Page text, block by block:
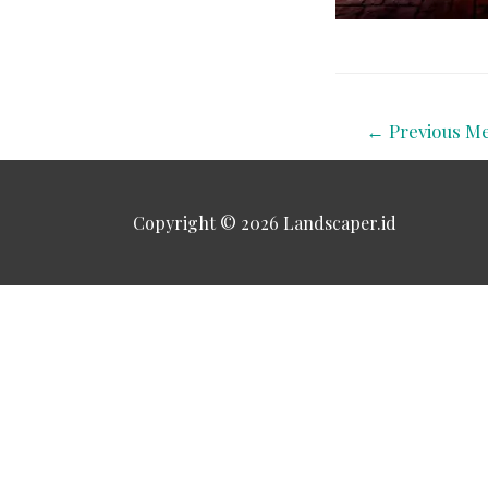
← Previous
Copyright © 2026 Landscaper.id